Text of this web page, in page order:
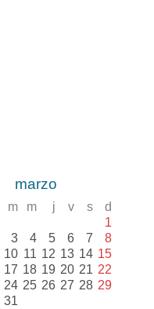
marzo
m m j v s d
1
3 4 5 6 7 8
10 11 12 13 14 15
17 18 19 20 21 22
24 25 26 27 28 29
31